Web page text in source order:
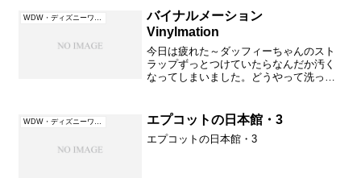
バイナルメーション
Vinylmation
今日は疲れた～ダッフィーちゃんのスト
ラップずっとつけていたらなんだか汚く
なってしまいました。どうやって洗って
に明日は渋谷に行ってきます。朝早くか
ら行かねばいけませ...
エプコットの日本館・3
エプコットの日本館・3